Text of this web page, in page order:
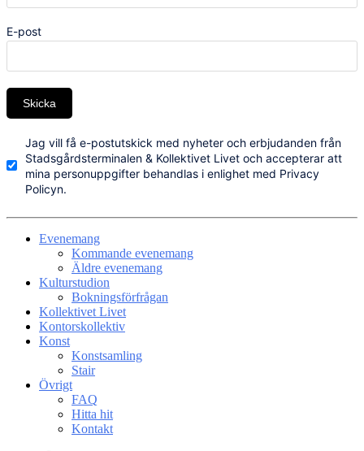
E-post
Skicka
Jag vill få e-postutskick med nyheter och erbjudanden från
Stadsgårdsterminalen & Kollektivet Livet och accepterar att
mina personuppgifter behandlas i enlighet med Privacy
Policyn.
Evenemang
Kommande evenemang
Äldre evenemang
Kulturstudion
Bokningsförfrågan
Kollektivet Livet
Kontorskollektiv
Konst
Konstsamling
Stair
Övrigt
FAQ
Hitta hit
Kontakt